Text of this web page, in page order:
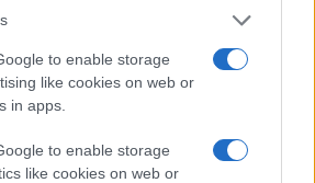
to enable storage
like cookies on web or
in apps.
to enable storage
like cookies on web or